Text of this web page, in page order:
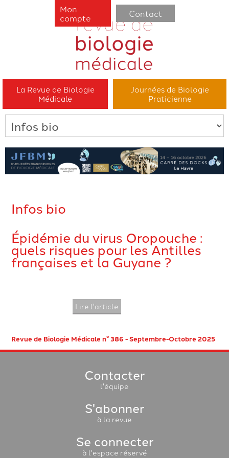
La Revue de Biologie
Médicale
Journées de Biologie
Praticienne
Mon
compte
Contact
Infos bio
Épidémie du virus Oropouche :
quels risques pour les Antilles
françaises et la Guyane ?
Lire l'article
Revue de Biologie Médicale n° 386 - Septembre-Octobre 2025
Contacter
l'équipe
S'abonner
à la revue
Se connecter
à l'espace réservé